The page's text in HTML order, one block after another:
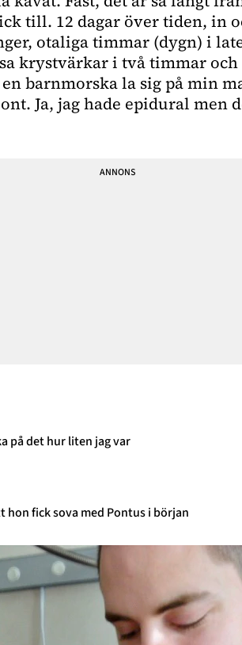
till. 12 dagar över tiden, in
otaliga timmar (dygn) i
krystvärkar i två timmar och
barnmorska la sig på min
Ja, jag hade epidural men
på det hur liten jag var
hon fick sova med Pontus i början